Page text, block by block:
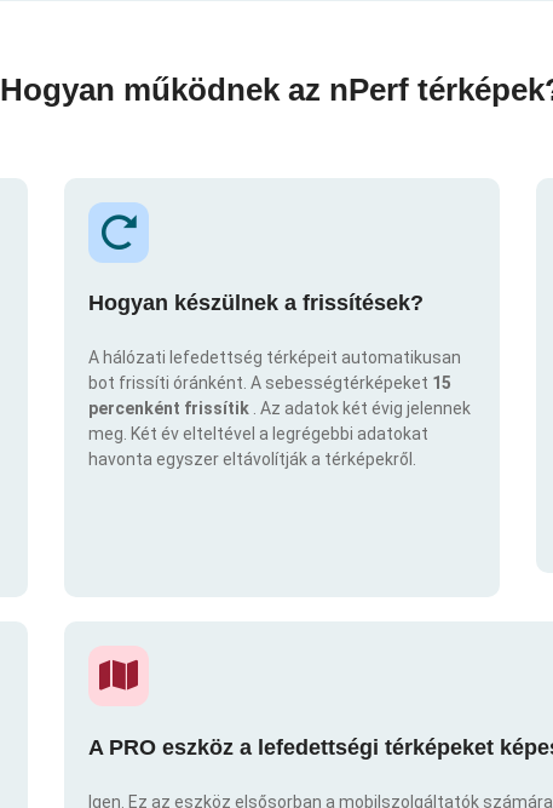
Hogyan működnek az nPerf
Hogyan készülnek a frissítések?
A hálózati lefedettség térképeit automatikusan
bot frissíti óránként. A sebességtérképeket 15
percenként frissítik . Az adatok két évig jelennek
meg. Két év elteltével a legrégebbi adatokat
havonta egyszer eltávolítják a térképekről.
A PRO eszköz a lefedettségi térképeket
Igen. Ez az eszköz elsősorban a mobilszolgáltatók